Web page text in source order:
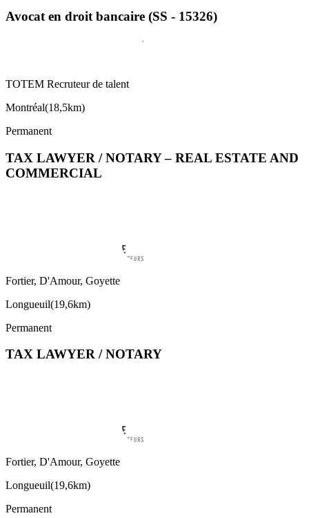
Avocat en droit bancaire (SS - 15326)
TOTEM Recruteur de talent
Montréal(18,5km)
Permanent
TAX LAWYER / NOTARY – REAL ESTATE AND
COMMERCIAL
Fortier, D'Amour, Goyette
Longueuil(19,6km)
Permanent
TAX LAWYER / NOTARY
Fortier, D'Amour, Goyette
Longueuil(19,6km)
Permanent